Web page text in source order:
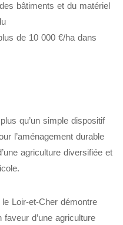
bâtiments et du matériel
de 10 000 €/ha dans
qu’un simple dispositif
l’aménagement durable
agriculture diversifiée et
Loir-et-Cher démontre
d’une agriculture